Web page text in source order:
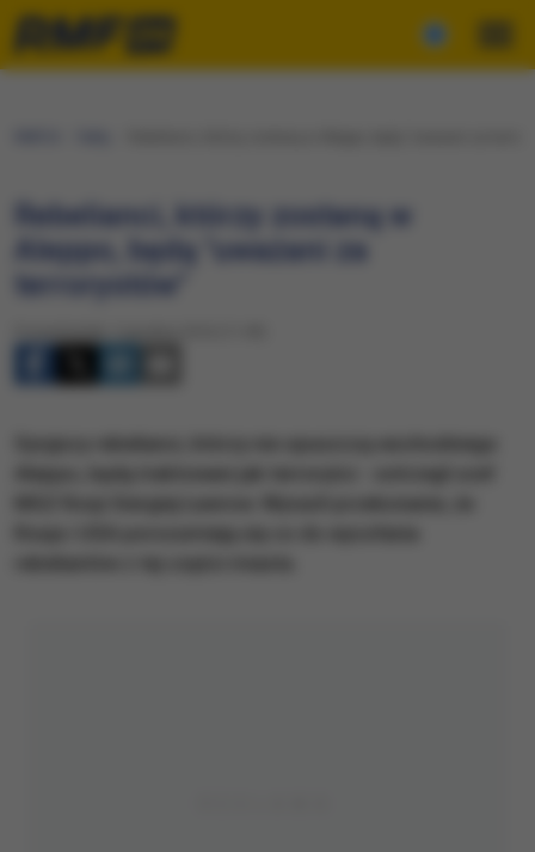
Rebelianci, którzy zostaną w
Aleppo, będą "uważani za
terrorystów"